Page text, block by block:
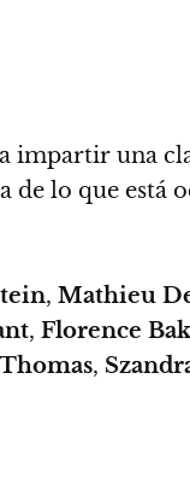
una
de lo que
, Mathieu
, Florence
,